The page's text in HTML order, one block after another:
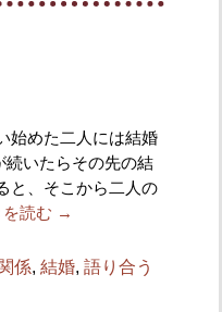
始めた二人には結婚
続いたらその先の結
と、そこから二人の
読む →
係, 結婚, 語り合う